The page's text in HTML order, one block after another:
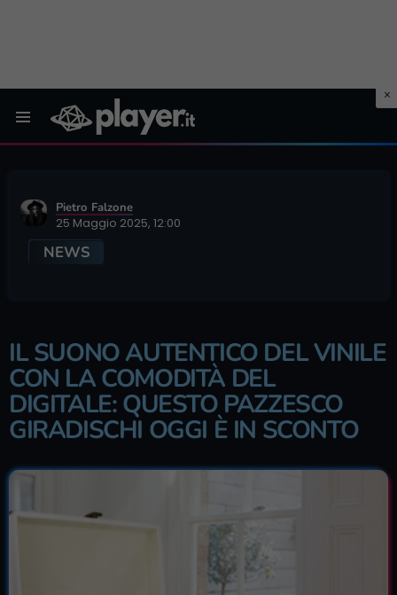
Pietro Falzone
25 Maggio 2025, 12:00
NEWS
IL SUONO AUTENTICO DEL VINILE
CON LA COMODITÀ DEL
DIGITALE: QUESTO PAZZESCO
GIRADISCHI OGGI È IN SCONTO